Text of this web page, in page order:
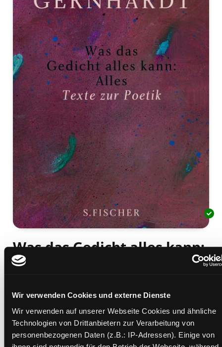
Wir verwenden Cookies und externe Dienste
Wir verwenden auf unserer Webseite Cookies und ähnliche
Technologien von Drittanbietern zur Verarbeitung von
personenbezogenen Daten (z.B.: IP-Adressen). Einige von
Was das Gedicht alles kann:
Alles
Mediengruppe:Sachbuch
Verfasser:Suche nach diesem Verfasser
Gernhardt, Robert
Beschreibung ein-/ausblenden